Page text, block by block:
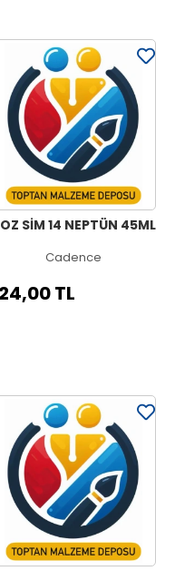
SİM 14 NEPTÜN 45ML
Cadence
TL